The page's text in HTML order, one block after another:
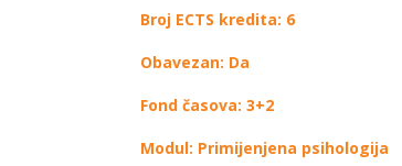
Broj ECTS kredita: 6
Obavezan: Da
Fond časova: 3+2
Modul: Primijenjena psihologija